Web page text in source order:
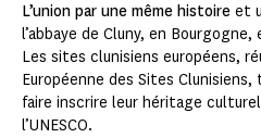
L’union par une même histoire et
l’abbaye de Cluny, en
Les sites clunisiens européens,
Européenne des Sites
faire inscrire leur héritage
l’UNESCO.